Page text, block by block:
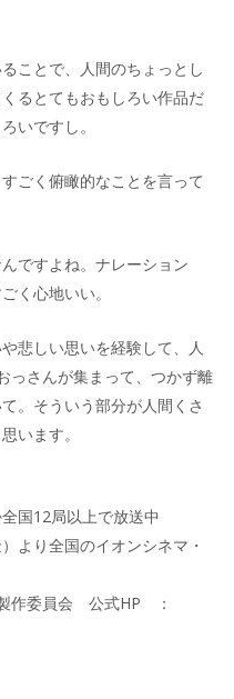
ことで、人間のちょっとし
るとてもおもしろい作品だ
いですし。
ごく俯瞰的なことを言って
ですよね。ナレーション
く心地いい。
悲しい思いを経験して、人
っさんが集まって、つかず離
。そういう部分が人間くさ
います。
国12局以上で放送中
より全国のイオンシネマ・
作委員会 公式HP ：